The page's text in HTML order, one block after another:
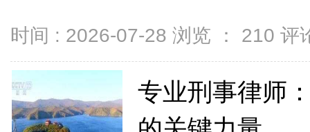
时间 : 2026-07-28 浏览 ： 210 评
专业刑事律师